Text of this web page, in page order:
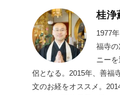
桂浄
1977
福寺
ニー
侶となる。2015年、善福
文のお経をオススメ。